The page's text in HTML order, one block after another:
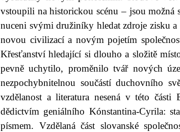
vstoupili na historickou scénu – jsou
nuceni svými družiníky hledat zdroje zisku
novou civilizací a novým pojetím
Křesťanství hledající si dlouho a složitě
pevně uchytilo, proměnilo tvář nových
nezpochybnitelnou součástí duchovního
vzdělanost a literatura nesená v této
dědictvím geniálního Kónstantina-Cyrila:
písmem. Vzdělaná část slovanské